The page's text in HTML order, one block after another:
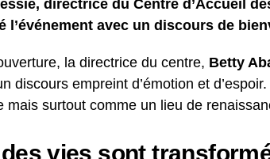
directrice du Centre d’Accueil
l’événement avec un discours de
la directrice du centre, Betty
discours empreint d’émotion et
mais surtout comme un lieu de
vies sont